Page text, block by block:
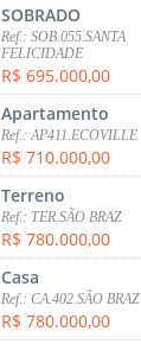
SOBRADO
Ref.: SOB.055.SANTA
FELICIDADE
R$ 695.000,00
Apartamento
Ref.: AP411.ECOVILLE
R$ 710.000,00
Terreno
Ref.: TER.SÃO BRAZ
R$ 780.000,00
Casa
Ref.: CA.402.SÃO BRAZ
R$ 780.000,00